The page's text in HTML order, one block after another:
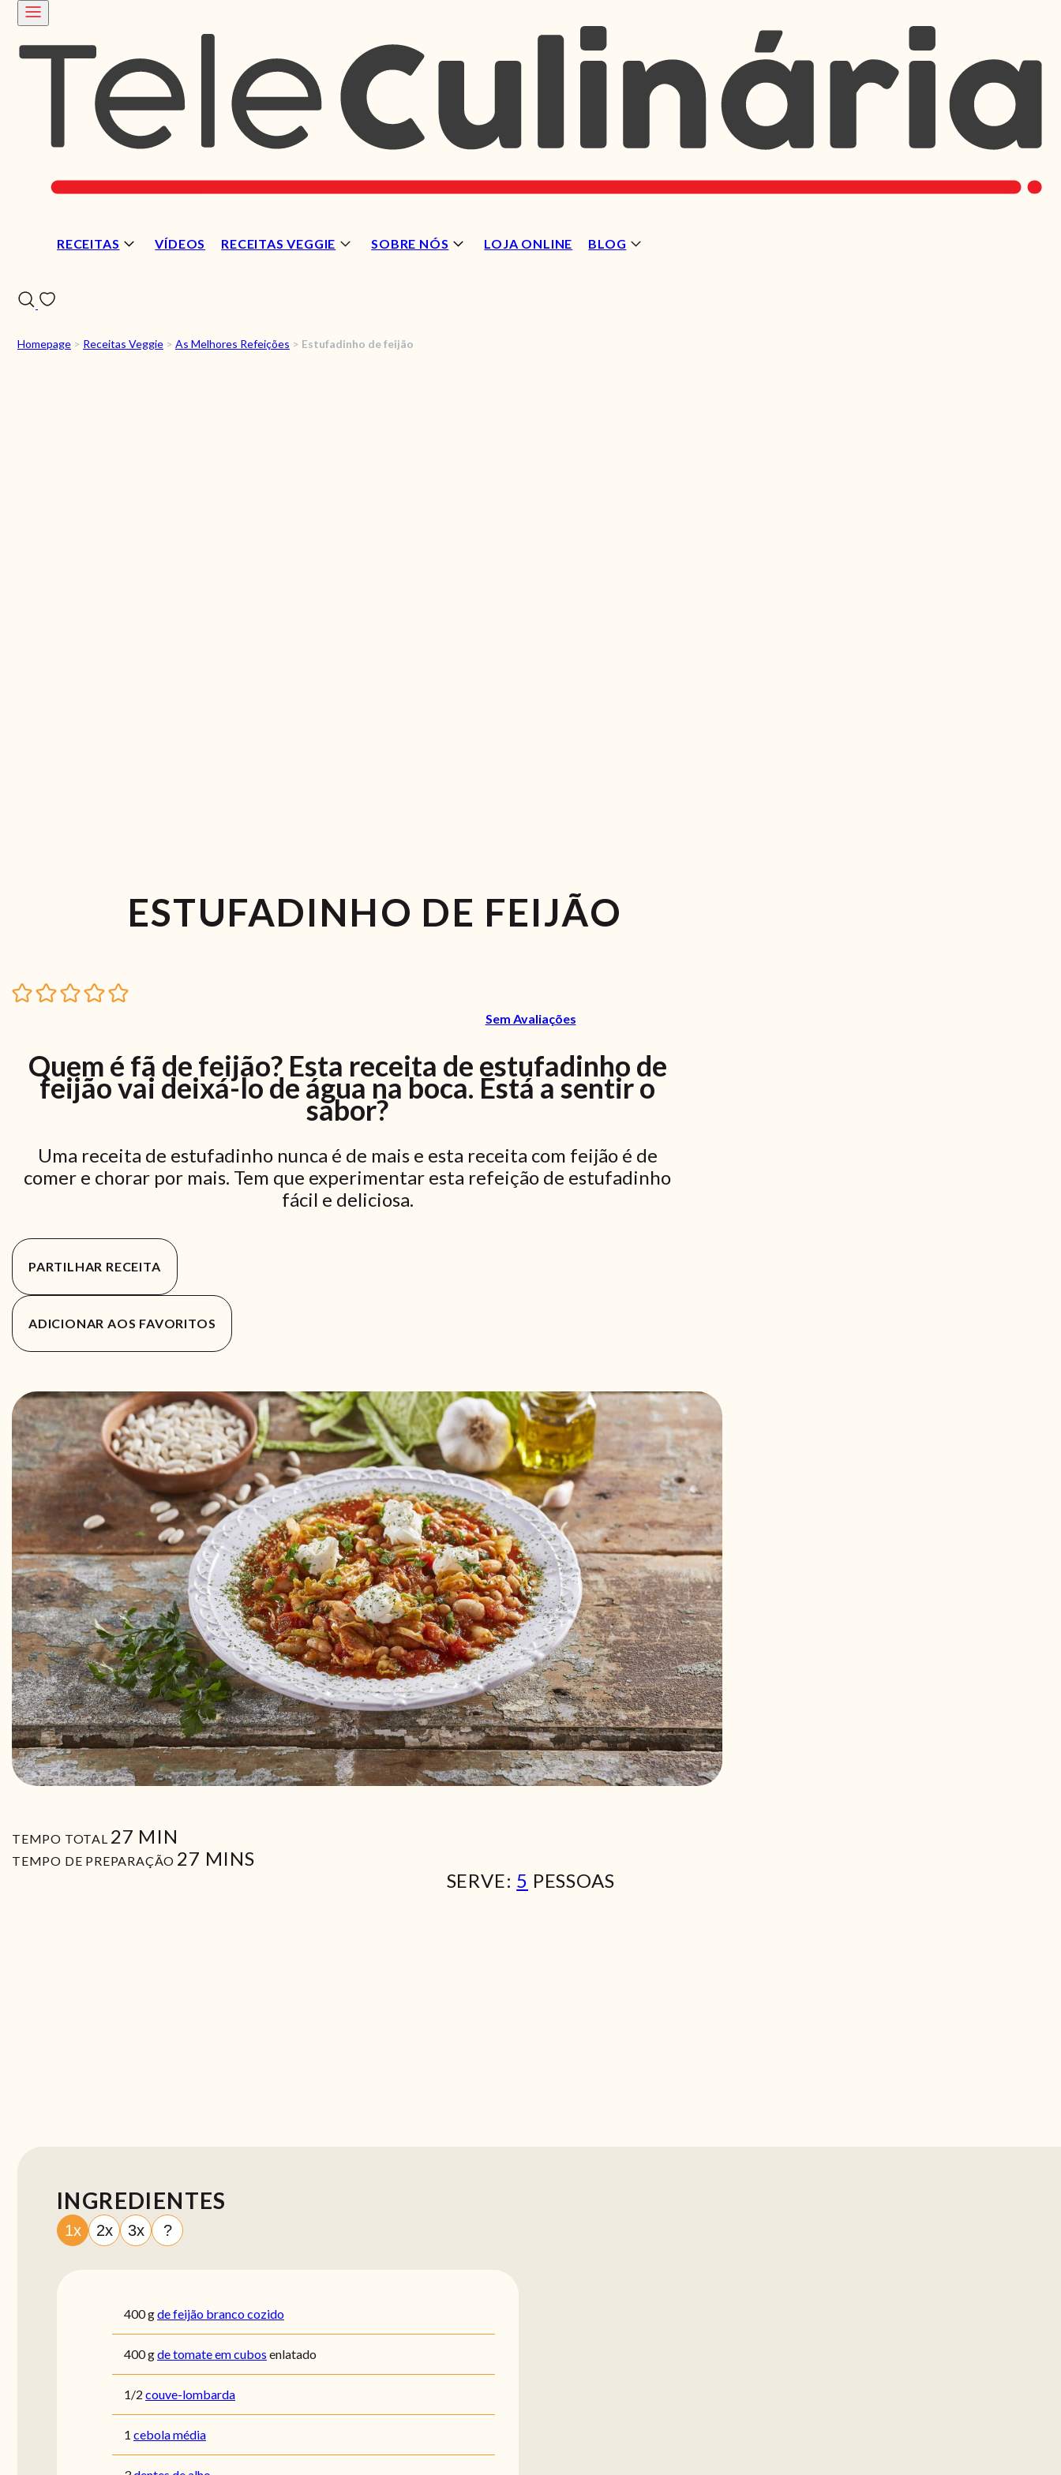
RECEITAS VÍDEOS RECEITAS VEGGIE SOBRE NÓS LOJA ONLINE BLOG
Homepage > Receitas Veggie > As Melhores Refeições > Estufadinho de feijão
ESTUFADINHO DE FEIJÃO
Sem Avaliações
Quem é fã de feijão? Esta receita de estufadinho de
feijão vai deixá-lo de água na boca. Está a sentir o
sabor?
Uma receita de estufadinho nunca é de mais e esta receita com feijão é de
comer e chorar por mais. Tem que experimentar esta refeição de estufadinho
fácil e deliciosa.
PARTILHAR RECEITA
ADICIONAR AOS FAVORITOS
TEMPO TOTAL 27 MIN
MIN
TEMPO DE PREPARAÇÃO 27 MIN
MINS
SERVE: 5 PESSOAS
INGREDIENTES
1x 2x 3x ?
400gde feijão branco cozido
400gde tomate em cubos enlatado
1/2 couve-lombarda
1 cebola média